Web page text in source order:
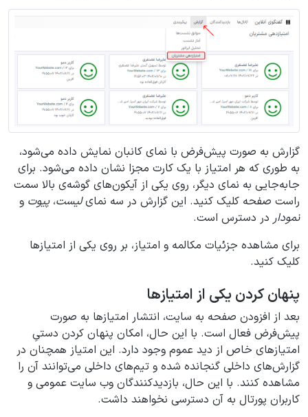
گزارش به صورت پیش‌فرض با نمای کانبان نمایش داده می‌شود،
به طوری که هر امتیاز با یک کارت مجزا نشان داده می‌شود. برای
جابه‌جایی به نمای دیگر، روی یکی از آیکون‌های گوشه‌ی بالا سمت
راست صفحه کلیک کنید. این گزارش در سه نمایلیست،پیوت و
نمودار در دسترس است.
برای مشاهده جزئیات مکالمه و امتیاز، بر روی یکی از امتیازها
کلیک کنید.
پنهان کردن یکی از امتیازها
بعد از افزودن صفحه به سایت، انتشار امتیازها به صورت
پیش‌فرض فعال است. با این حال، امکان پنهان کردن دستیِ
امتیازهای خاص از دید عموم وجود دارد. این امتیاز همچنان در
گزارش‌های داخلی گنجانده شده و تیم‌های داخلی می‌توانند آن را
مشاهده کنند. با این حال، بازدیدکنندگان وب سایت عمومی و
کاربران پورتال به آن دسترسی نخواهند داشت.